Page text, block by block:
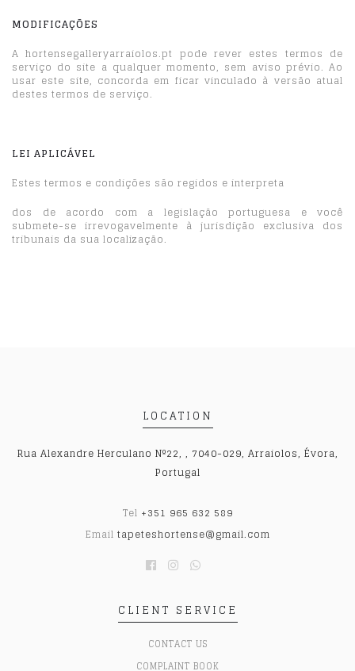
MODIFICAÇÕES
A hortensegalleryarraiolos.pt pode rever estes termos de
serviço do site a qualquer momento, sem aviso prévio. Ao
usar este site, concorda em ficar vinculado à versão atual
destes termos de serviço.
LEI APLICÁVEL
Estes termos e condições são regidos e interpreta
dos de acordo com a legislação portuguesa e você
submete-se irrevogavelmente à jurisdição exclusiva dos
tribunais da sua localização.
LOCATION
Rua Alexandre Herculano Nº22, , 7040-029, Arraiolos, Évora,
Portugal
Tel +351 965 632 589
Email tapeteshortense@gmail.com
CLIENT SERVICE
CONTACT US
COMPLAINT BOOK